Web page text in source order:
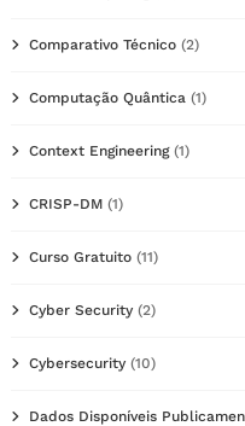
Comparativo Técnico (2)
Computação Quântica (1)
Context Engineering(1)
CRISP-DM (1)
Curso Gratuito (11)
Cyber Security (2)
Cybersecurity (10)
Dados Disponíveis